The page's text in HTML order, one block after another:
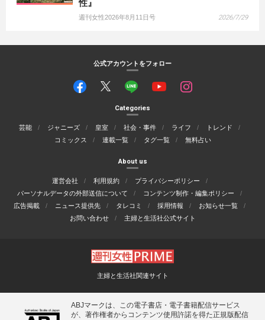
性』
週刊女性2026年8月11日号 2026/7/29
公式アカウントをフォロー
Categories
芸能 ジャニーズ 皇室 社会・事件 ライフ
トレンド
コミックス
連載一覧 タグ一覧 無料占い
About us
運営会社 利用規約
プライバシーポリシー
パーソナルデータの外部送信について
コンテンツ制作・編集ポリシー
広告掲載
ニュース提供先 タレコミ 採用情報
お知らせ一覧
お問い合わせ
主婦と生活社公式サイト
主婦と生活社関連サイト
ABJマークは、この電子書店・電子書籍配信サービス
が、著作権者からコンテンツ使用許諾を得た正規版配信